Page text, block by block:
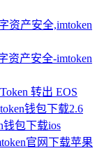
资产安全,imtoken
资产安全-imtoken
转出 EOS
钱包下载2.6
钱包下载ios
官网下载苹果